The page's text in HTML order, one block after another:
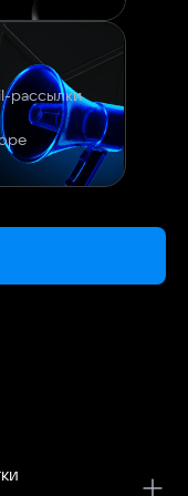
рассылки